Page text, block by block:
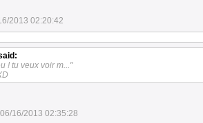
2013 02:20:42
! tu veux voir m..."
06/16/2013 02:35:28